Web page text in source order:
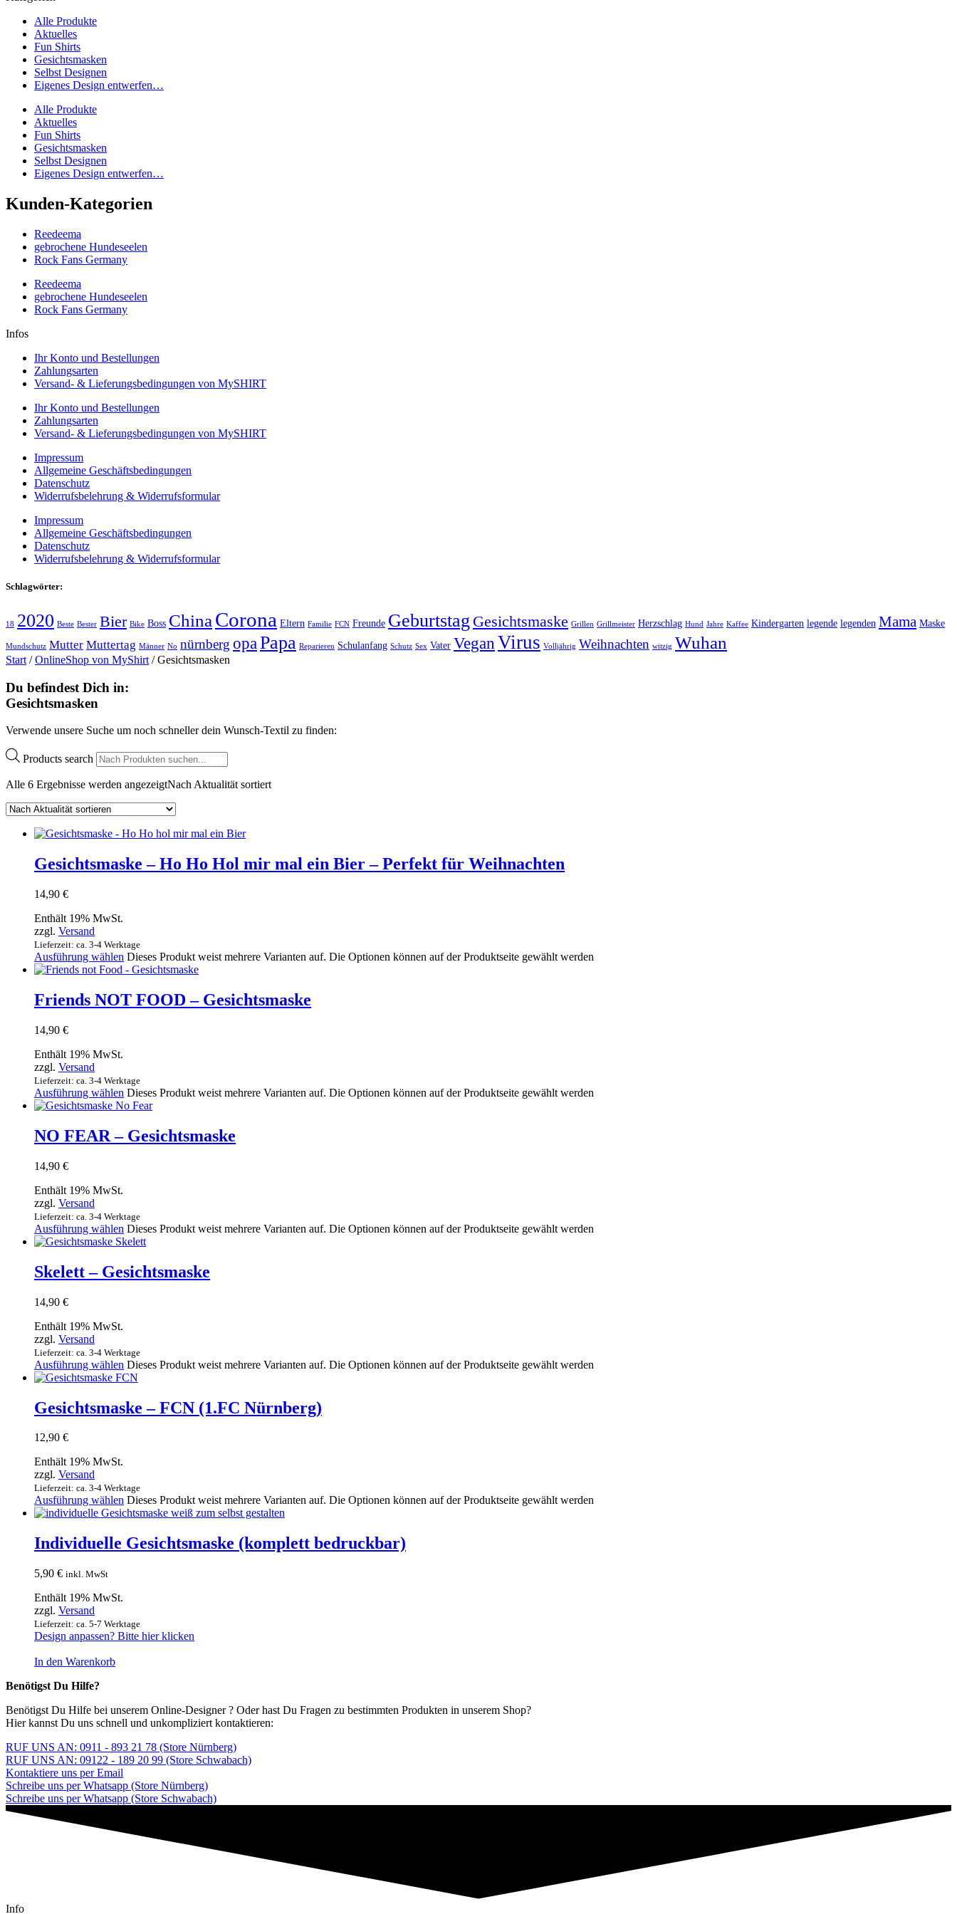
Alle Produkte
Aktuelles
Fun Shirts
Gesichtsmasken
Selbst Designen
Eigenes Design entwerfen…
Alle Produkte
Aktuelles
Fun Shirts
Gesichtsmasken
Selbst Designen
Eigenes Design entwerfen…
Kunden-Kategorien
Reedeema
gebrochene Hundeseelen
Rock Fans Germany
Reedeema
gebrochene Hundeseelen
Rock Fans Germany
Infos
Ihr Konto und Bestellungen
Zahlungsarten
Versand- & Lieferungsbedingungen von MySHIRT
Ihr Konto und Bestellungen
Zahlungsarten
Versand- & Lieferungsbedingungen von MySHIRT
Impressum
Allgemeine Geschäftsbedingungen
Datenschutz
Widerrufsbelehrung & Widerrufsformular
Impressum
Allgemeine Geschäftsbedingungen
Datenschutz
Widerrufsbelehrung & Widerrufsformular
Schlagwörter:
18 2020 Beste Bester Bier Bike Boss China Corona Eltern Familie FCN Freunde Geburtstag Gesichtsmaske Grillen Grillmeister Herzschlag Hund Jahre Kaffee Kindergarten legende legenden Mama Maske
Mundschutz Mutter Muttertag Männer No nürnberg opaPapa Reparieren Schulanfang Schutz Sex Vater Vegan Virus Volljährig Weihnachten witzig Wuhan
Start /OnlineShop von MyShirt / Gesichtsmasken
Du befindest Dich in:
Gesichtsmasken
Verwende unsere Suche um noch schneller dein Wunsch-Textil zu finden:
Products search
Alle 6 Ergebnisse werden angezeigtNach Aktualität sortiert
Gesichtsmaske – Ho Ho Hol mir mal ein Bier – Perfekt für Weihnachten
14,90 €
Enthält 19% MwSt.
zzgl. Versand
Lieferzeit: ca. 3-4 Werktage
Ausführung wählen Dieses Produkt weist mehrere Varianten auf. Die Optionen können auf der Produktseite gewählt werden
Friends NOT FOOD – Gesichtsmaske
14,90 €
Enthält 19% MwSt.
zzgl. Versand
Lieferzeit: ca. 3-4 Werktage
Ausführung wählen Dieses Produkt weist mehrere Varianten auf. Die Optionen können auf der Produktseite gewählt werden
NO FEAR – Gesichtsmaske
14,90 €
Enthält 19% MwSt.
zzgl. Versand
Lieferzeit: ca. 3-4 Werktage
Ausführung wählen Dieses Produkt weist mehrere Varianten auf. Die Optionen können auf der Produktseite gewählt werden
Skelett – Gesichtsmaske
14,90 €
Enthält 19% MwSt.
zzgl. Versand
Lieferzeit: ca. 3-4 Werktage
Ausführung wählen Dieses Produkt weist mehrere Varianten auf. Die Optionen können auf der Produktseite gewählt werden
Gesichtsmaske – FCN (1.FC Nürnberg)
12,90 €
Enthält 19% MwSt.
zzgl. Versand
Lieferzeit: ca. 3-4 Werktage
Ausführung wählen Dieses Produkt weist mehrere Varianten auf. Die Optionen können auf der Produktseite gewählt werden
Individuelle Gesichtsmaske (komplett bedruckbar)
5,90 € inkl. MwSt
Enthält 19% MwSt.
zzgl. Versand
Lieferzeit: ca. 5-7 Werktage
Design anpassen? Bitte hier klicken
In den Warenkorb
Benötigst Du Hilfe?
Benötigst Du Hilfe bei unserem Online-Designer ? Oder hast Du Fragen zu bestimmten Produkten in unserem Shop?
Hier kannst Du uns schnell und unkompliziert kontaktieren:
RUF UNS AN: 0911 - 893 21 78 (Store Nürnberg)
RUF UNS AN: 09122 - 189 20 99 (Store Schwabach)
Kontaktiere uns per Email
Schreibe uns per Whatsapp (Store Nürnberg)
Schreibe uns per Whatsapp (Store Schwabach)
Info